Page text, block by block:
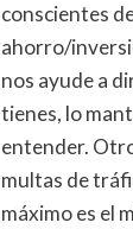
conscientes
ahorro/
nos ayude a
tienes, lo
entender.
multas de
máximo es el